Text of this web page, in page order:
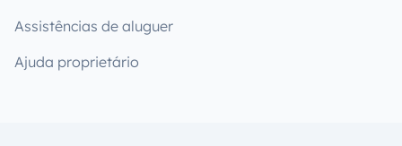
Assistências de aluguer
Ajuda proprietário